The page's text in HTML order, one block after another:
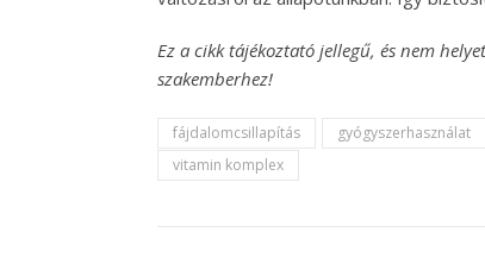
Ez a cikk tájékoztató jellegű, és nem
szakemberhez!
fájdalomcsillapítás gyógyszerhasználat
vitamin komplex